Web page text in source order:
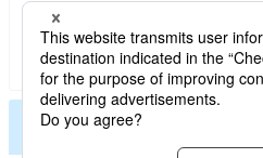
시애틀
애틀랜타휴스턴솔트레이크
포틀랜드 (오리건주)
미국 기타 도시